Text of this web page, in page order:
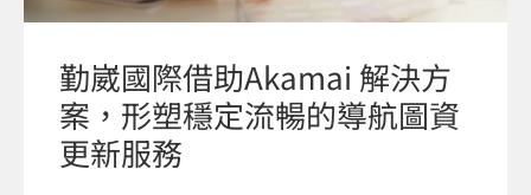
勤崴國際借助Akamai 解決方
案，形塑穩定流暢的導航圖資
更新服務